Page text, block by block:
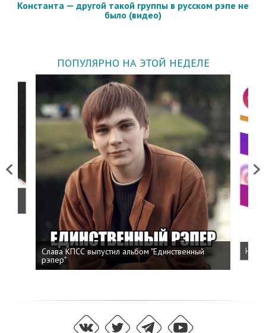
Константа — другой такой группы в русском рэпе не
было (видео)
ПОПУЛЯРНО НА ЭТОЙ НЕДЕЛЕ
Previous
Слава КПСС выпустил альбом "Единственный
рэпер"
Next